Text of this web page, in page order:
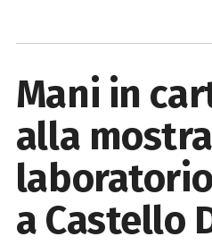
Mani in
alla
a Castello